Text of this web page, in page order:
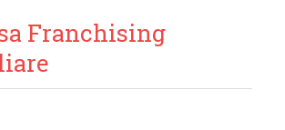
Franchising